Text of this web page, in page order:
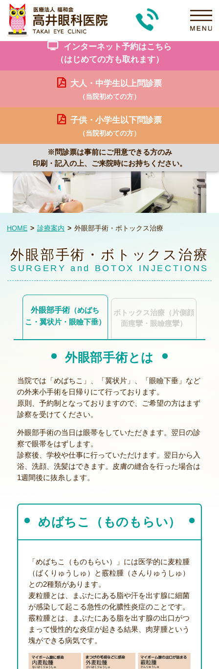
インターネット予約はこちら
（はじめての方も取れます）
大人・中学生以上問診票
（当院初めての方）
子供・小学生以下問診票
（当院初めての方）
※問診票は事前にご用意できる方のみ
印刷・記入の上、ご来院時にお持ちください。
HOME 診療案内 外眼部手術・ボトックス治療
外眼部手術・ボトックス治療
SURGERY and BOTOX INJECTIONS
外眼部手術（めばち
こ・翼状片・眼瞼下垂）
ボトックス治療 （片側顔
面痙攣・眼瞼痙攣）
外眼部手術とは
当院では「めばちこ」、「翼状片」、「眼瞼下垂」など
の外来小手術を日帰りにて行っております。
原則、予約制となっておりますので、ご希望の方はまず
診察を受けてください。
外眼部手術の当日は眼帯をしていただきます。翌日の診
察で眼帯をはずします。
診察後、学校や仕事に行っていただけます。翌日から入
浴、洗顔、洗髪はできます。皮膚の縫合を行った場合は
1週間後に抜糸します。
めばちこ（ものもらい）
「めばちこ（ものもらい）」には医学的に麦粒腫
（ばくりゅうしゅ）と霰粒腫（さんりゅうしゅ）
との2種類があります。
麦粒腫とは、まぶたにある脂や汗を出す腺に細菌
が感染して起こる急性の化膿性炎症のことです。
霰粒腫とは、まぶたにある脂を出す腺の出口がつ
まって慢性的な炎症が起きる結果、肉芽腫という
塊ができる病気です。